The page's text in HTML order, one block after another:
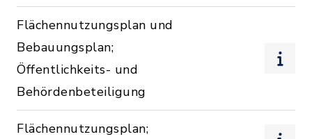
Flächennutzungsplan und
Bebauungsplan;
Öffentlichkeits- und
Behördenbeteiligung
Flächennutzungsplan;